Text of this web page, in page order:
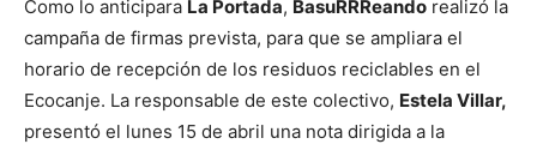
Como lo anticipara La Portada, BasuRRReando realizó la
campaña de firmas prevista, para que se ampliara el
horario de recepción de los residuos reciclables en el
Ecocanje. La responsable de este colectivo, Estela Villar,
presentó el lunes 15 de abril una nota dirigida a la